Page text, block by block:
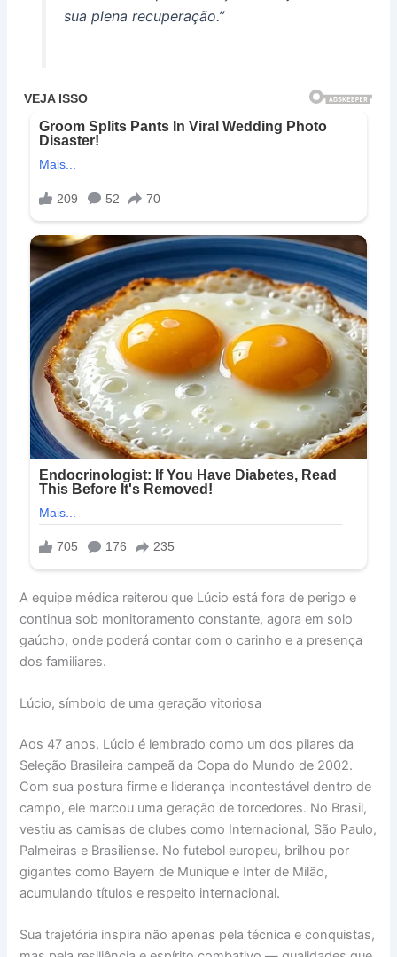
sua plena recuperação.”
A equipe médica reiterou que Lúcio está fora de perigo e
continua sob monitoramento constante, agora em solo
gaúcho, onde poderá contar com o carinho e a presença
dos familiares.
Lúcio, símbolo de uma geração vitoriosa
Aos 47 anos, Lúcio é lembrado como um dos pilares da
Seleção Brasileira campeã da Copa do Mundo de 2002.
Com sua postura firme e liderança incontestável dentro de
campo, ele marcou uma geração de torcedores. No Brasil,
vestiu as camisas de clubes como Internacional, São Paulo,
Palmeiras e Brasiliense. No futebol europeu, brilhou por
gigantes como Bayern de Munique e Inter de Milão,
acumulando títulos e respeito internacional.
Sua trajetória inspira não apenas pela técnica e conquistas,